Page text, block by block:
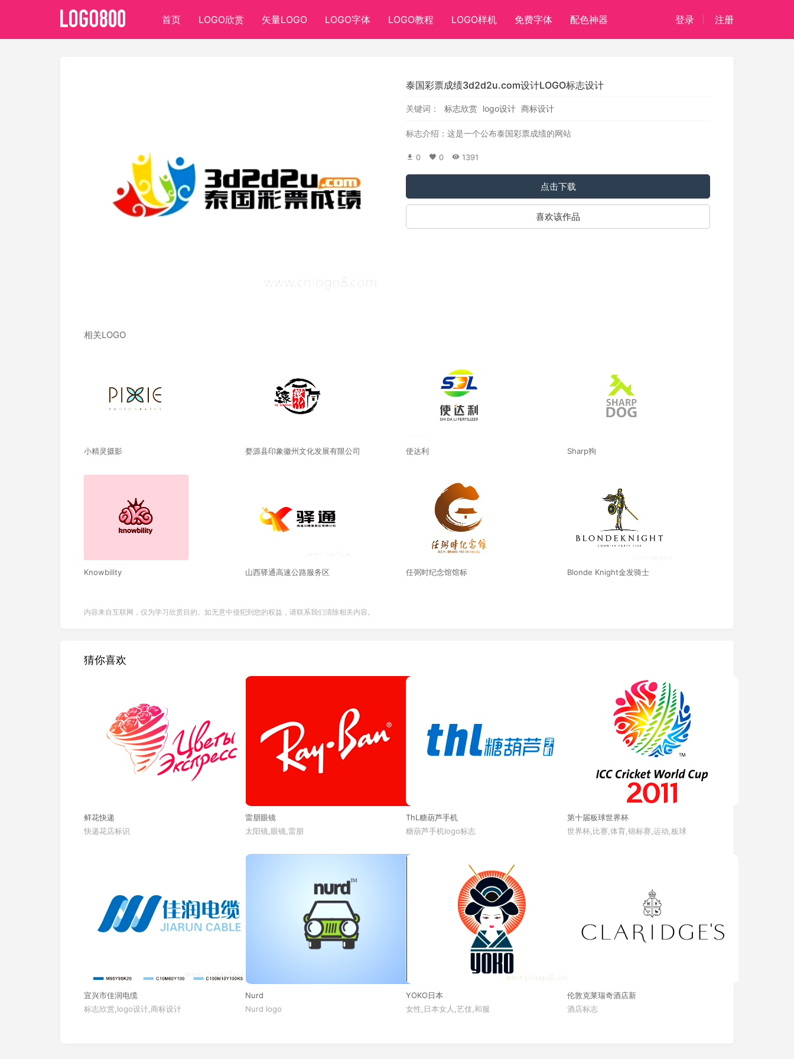
首页 LOGO欣赏 矢量LOGO LOGO字体 LOGO教程 LOGO样机 免费字体 配色神器 登录 注册
泰国彩票成绩3d2d2u.com设计LOGO标志设计
关键词： 标志欣赏 logo设计 商标设计
标志介绍：这是一个公布泰国彩票成绩的网站
0 0 1391
点击下载
喜欢该作品
相关LOGO
小精灵摄影 婺源县印象徽州文化发展有限公司 使达利 Sharp狗
Knowbility 山西驿通高速公路服务区 任弼时纪念馆馆标 Blonde Knight金发骑士
内容来自互联网，仅为学习欣赏目的。如无意中侵犯到您的权益，请联系我们清除相关内容。
猜你喜欢
鲜花快递
快递花店标识
雷朋眼镜
太阳镜,眼镜,雷朋
ThL糖葫芦手机
糖葫芦手机logo标志
第十届板球世界杯
世界杯,比赛,体育,锦标赛,运动,板球
宜兴市佳润电缆
标志欣赏,logo设计,商标设计
Nurd
Nurd logo
YOKO日本
女性,日本女人,艺伎,和服
伦敦克莱瑞奇酒店新
酒店标志